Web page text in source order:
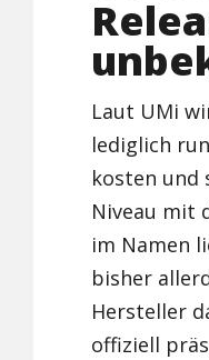
Laut UMi
lediglich
kosten und
Niveau mit
im Namen
bisher
Hersteller
offiziell